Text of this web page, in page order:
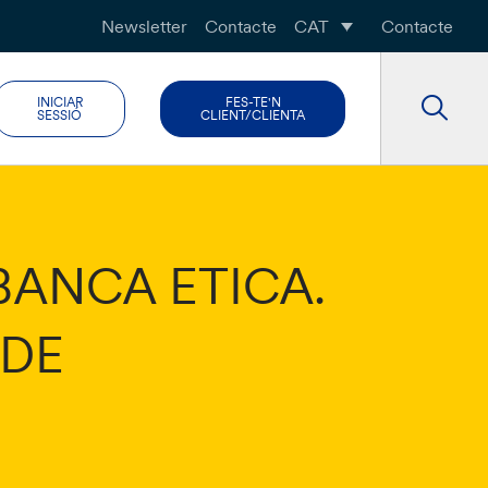
Newsletter Contacte CAT Contacte
INICIAR
SESSIÓ
FES-TE'N
CLIENT/CLIENTA
ETICA.